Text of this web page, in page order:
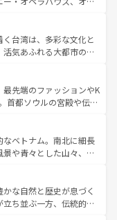
カ
ほしい。
迎えてくれるハワイの
ワイアンミュージッ
てがハワイの魅力を彩
い。
ウルル（エアーズロッ
ケアンズの熱帯雨林な
フェやワイン、オージ
り、サーフィンやダイ
ア好きにはたまらな
存分に味わいつくそ
台湾は、多彩な文化と
気あふれる大都市の台
東部など、都市の喧騒
れる人に新しい発見と
深い台湾の食文化も魅
バラエティ豊かな料理
情報は コンテンツ一覧を参
先端のファッションやK
首都ソウルの宮殿や伝統
自然美を楽しむことが
品のストリートフード
いる。夜には、韓国な
な魅力を心ゆくまで味
、新着の韓国情報はコンテンツ一
ベトナム。南北に細長
や青々とした山々、世
ノイの古い町並みやホ
物も、独特の雰囲気を
の豊かさとおいしさで
な自然と歴史が息づく
ち並ぶ一方、伝統的な